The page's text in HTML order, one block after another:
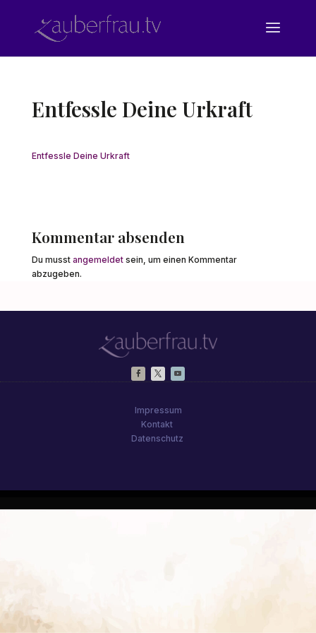
Entfessle Deine Urkraft
Entfessle Deine Urkraft
Kommentar absenden
Du musst angemeldetsein, um einen Kommentar
abzugeben.
Impressum
Kontakt
Datenschutz